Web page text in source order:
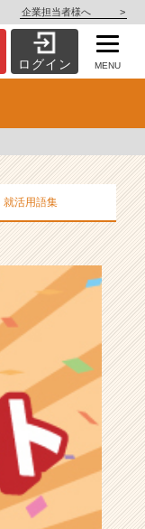
企業担当者様へ >
ログイン MENU
就活用語集